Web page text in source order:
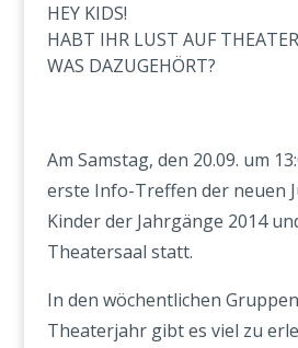
HEY KIDS!
HABT IHR LUST AUF
WAS DAZUGEHÖRT?
Am Samstag, den 20.09. um
erste Info-Treffen der neuen
Kinder der Jahrgänge 2014
Theatersaal statt.
In den wöchentlichen
Theaterjahr gibt es viel zu